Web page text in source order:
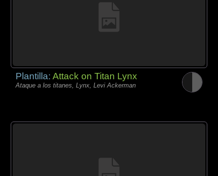
Plantilla:Attack on Titan Lynx
Ataque a los titanes, Lynx, Levi Ackerman